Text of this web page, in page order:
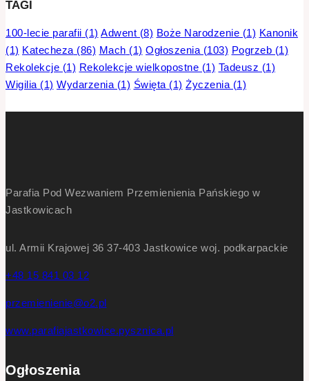
TAGI
100-lecie parafii (1) Adwent (8) Boże Narodzenie (1) Kanonik
(1) Katecheza (86) Mach (1) Ogłoszenia (103) Pogrzeb (1)
Rekolekcje (1) Rekolekcje wielkopostne (1) Tadeusz (1)
Wigilia (1) Wydarzenia (1) Święta (1) Życzenia (1)
Parafia Pod Wezwaniem Przemienienia Pańskiego w
Jastkowicach
ul. Armii Krajowej 36 37-403 Jastkowice woj. podkarpackie
+48 15 841 03 12
przemienienie@o2.pl
www.parafiajastkowice.pysznica.pl
Ogłoszenia